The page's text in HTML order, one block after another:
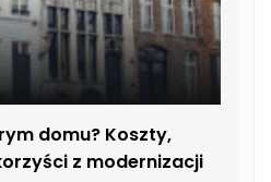
domu? Koszty,
z modernizacji